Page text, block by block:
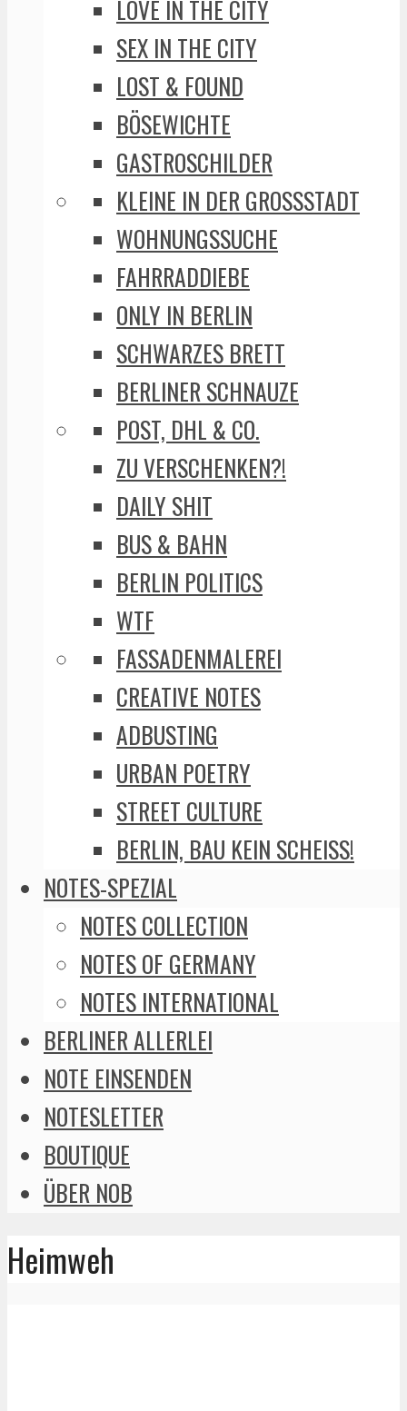
LOVE IN THE CITY
SEX IN THE CITY
LOST & FOUND
BÖSEWICHTE
GASTROSCHILDER
KLEINE IN DER GROSSSTADT
WOHNUNGSSUCHE
FAHRRADDIEBE
ONLY IN BERLIN
SCHWARZES BRETT
BERLINER SCHNAUZE
POST, DHL & CO.
ZU VERSCHENKEN?!
DAILY SHIT
BUS & BAHN
BERLIN POLITICS
WTF
FASSADENMALEREI
CREATIVE NOTES
ADBUSTING
URBAN POETRY
STREET CULTURE
BERLIN, BAU KEIN SCHEISS!
NOTES-SPEZIAL
NOTES COLLECTION
NOTES OF GERMANY
NOTES INTERNATIONAL
BERLINER ALLERLEI
NOTE EINSENDEN
NOTESLETTER
BOUTIQUE
ÜBER NOB
Heimweh